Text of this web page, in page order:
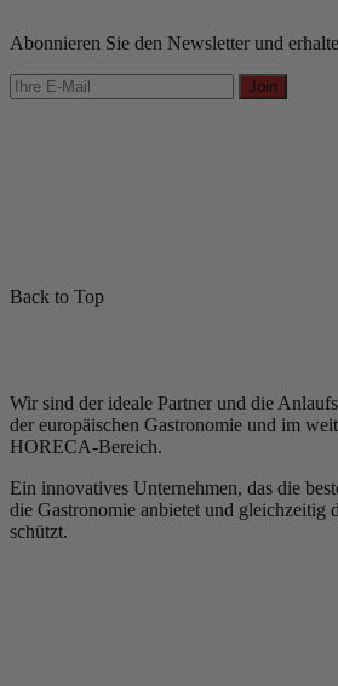
Abonnieren Sie den Newsletter und
Join
Back to Top
Wir sind der ideale Partner und die
der europäischen Gastronomie und im
HORECA-Bereich.
Ein innovatives Unternehmen, das die
die Gastronomie anbietet und gleichzeitig
schützt.